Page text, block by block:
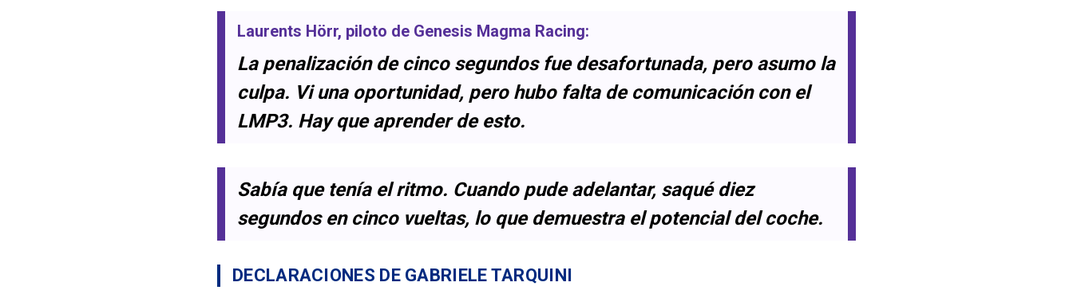
Laurents Hörr, piloto de Genesis Magma Racing:
La penalización de cinco segundos fue desafortunada, pero asumo la
culpa. Vi una oportunidad, pero hubo falta de comunicación con el
LMP3. Hay que aprender de esto.
Sabía que tenía el ritmo. Cuando pude adelantar, saqué diez
segundos en cinco vueltas, lo que demuestra el potencial del coche.
DECLARACIONES DE GABRIELE TARQUINI